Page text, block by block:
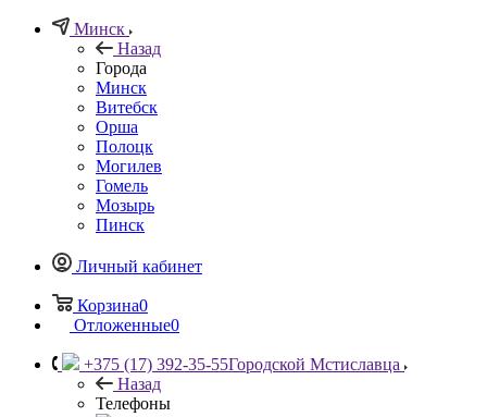
Минск
Назад
Города
Минск
Витебск
Орша
Полоцк
Могилев
Гомель
Мозырь
Пинск
Личный кабинет
Корзина0
Отложенные0
+375 (17) 392-35-55Городской Мстиславца
Назад
Телефоны